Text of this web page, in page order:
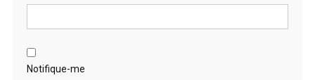
Notifique-me